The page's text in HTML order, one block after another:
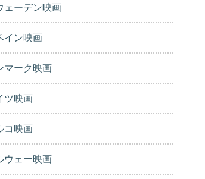
ェーデン映画
イン映画
マーク映画
ツ映画
コ映画
ウェー映画